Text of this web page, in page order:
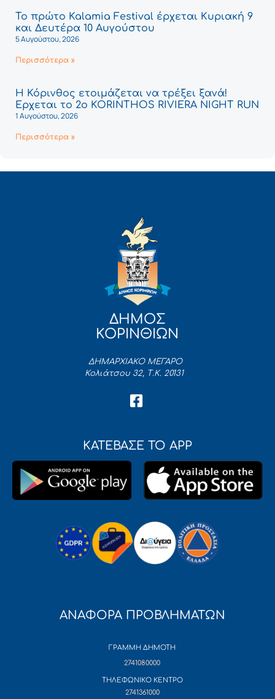
Το πρώτο Kalamia Festival έρχεται Κυριακή 9
και Δευτέρα 10 Αυγούστου
5 Αυγούστου, 2026
Περισσότερα »
Η Κόρινθος ετοιμάζεται να τρέξει ξανά!
Έρχεται το 2ο KORINTHOS RIVIERA NIGHT RUN
1 Αυγούστου, 2026
Περισσότερα »
ΔΗΜΟΣ
ΚΟΡΙΝΘΙΩΝ
ΔΗΜΑΡΧΙΑΚΟ ΜΕΓΑΡΟ
Κολιάτσου 32, Τ.Κ. 20131
ΚΑΤΕΒΑΣΕ ΤΟ APP
ΑΝΑΦΟΡΑ ΠΡΟΒΛΗΜΑΤΩΝ
ΓΡΑΜΜΗ ΔΗΜΟΤΗ
2741080000
ΤΗΛΕΦΩΝΙΚΟ ΚΕΝΤΡΟ
2741361000